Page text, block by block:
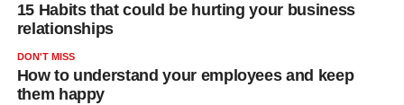
15 Habits that could be hurting your business
relationships
DON'T MISS
How to understand your employees and keep
them happy